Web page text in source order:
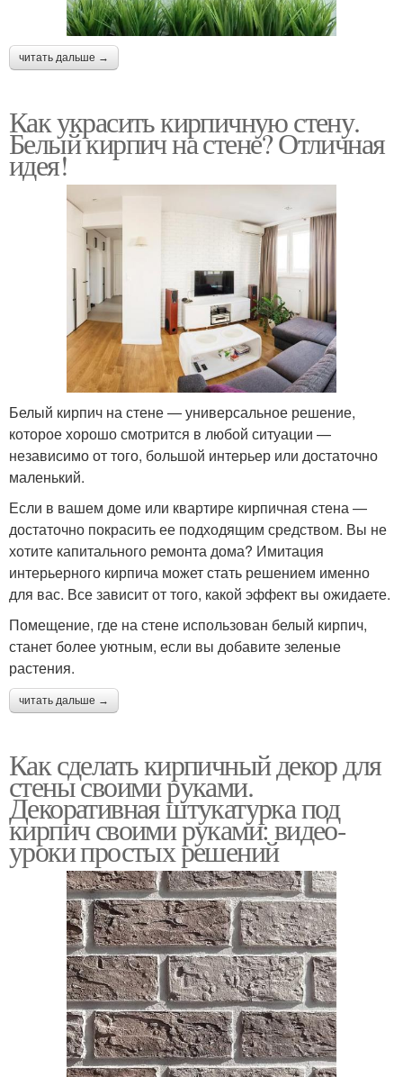
читать дальше →
Как украсить кирпичную стену.
Белый кирпич на стене? Отличная
идея!
Белый кирпич на стене — универсальное решение,
которое хорошо смотрится в любой ситуации —
независимо от того, большой интерьер или достаточно
маленький.
Если в вашем доме или квартире кирпичная стена —
достаточно покрасить ее подходящим средством. Вы не
хотите капитального ремонта дома? Имитация
интерьерного кирпича может стать решением именно
для вас. Все зависит от того, какой эффект вы ожидаете.
Помещение, где на стене использован белый кирпич,
станет более уютным, если вы добавите зеленые
растения.
читать дальше →
Как сделать кирпичный декор для
стены своими руками.
Декоративная штукатурка под
кирпич своими руками: видео-
уроки простых решений